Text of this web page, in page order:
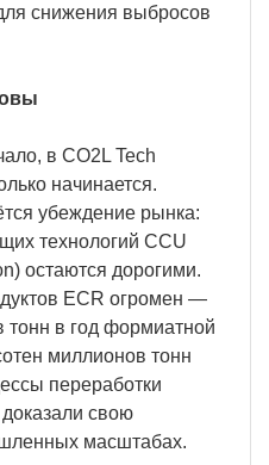
снижения выбросов
в CO2L Tech
начинается.
убеждение рынка:
технологий CCU
остаются дорогими.
ECR огромен —
тонн в год формиатной
миллионов тонн
переработки
доказали свою
масштабах.